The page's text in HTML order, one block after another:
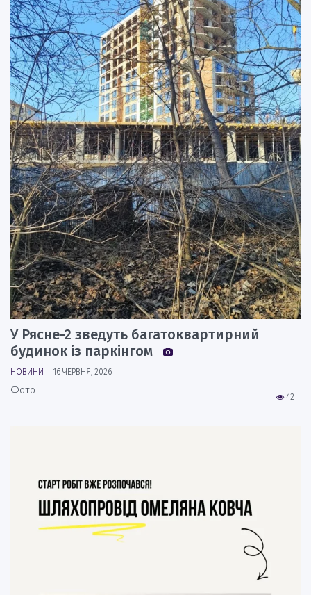
У Рясне-2 зведуть багатоквартирний
будинок із паркінгом
НОВИНИ 16 ЧЕРВНЯ, 2026
42
Фото